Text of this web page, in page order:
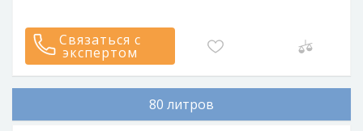
Связаться с
экспертом
80 литров